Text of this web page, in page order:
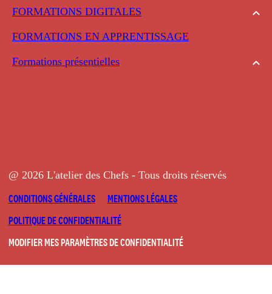
FORMATIONS DIGITALES
FORMATIONS EN APPRENTISSAGE
Formations présentielles
@ 2026 L'atelier des Chefs - Tous droits réservés
CONDITIONS GÉNÉRALES
MENTIONS LÉGALES
POLITIQUE DE CONFIDENTIALITÉ
MODIFIER MES PARAMÈTRES DE CONFIDENTIALITÉ